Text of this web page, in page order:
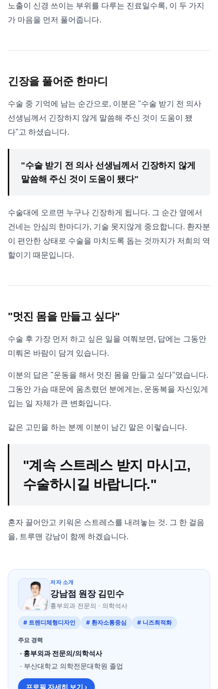
노출이 신경 쓰이는 부위를 다루는 진료일수록, 이 두 가지
가 마음을 먼저 풀어줍니다.
긴장을 풀어준 한마디
수술 중 기억에 남는 순간으로, 이분은 "수술 받기 전 의사
선생님께서 긴장하지 않게 말씀해 주신 것이 도움이 됐
다"고 하셨습니다.
"수술 받기 전 의사 선생님께서 긴장하지 않게
말씀해 주신 것이 도움이 됐다"
수술대에 오르면 누구나 긴장하게 됩니다. 그 순간 옆에서
건네는 안심의 한마디가, 기술 못지않게 중요합니다. 환자분
이 편안한 상태로 수술을 마치도록 돕는 것까지가 저희의 역
할이기 때문입니다.
"멋진 몸을 만들고 싶다"
수술 후 가장 먼저 하고 싶은 일을 여쭤보면, 답에는 그동안
미뤄온 바람이 담겨 있습니다.
이분의 답은 "운동을 해서 멋진 몸을 만들고 싶다"였습니다.
그동안 가슴 때문에 움츠렸던 분에게는, 운동복을 자신있게
입는 일 자체가 큰 변화입니다.
같은 고민을 하는 분께 이분이 남긴 말은 이렇습니다.
"계속 스트레스 받지 마시고,
수술하시길 바랍니다."
혼자 끌어안고 키워온 스트레스를 내려놓는 것. 그 한 걸음
을, 트루맨 강남이 함께 하겠습니다.
저자 소개
강남점 원장 김민수
흉부외과 전문의 · 의학석사
# 트렌디체형디자인 # 환자소통중심 # 니즈최적화
주요 경력
· 흉부외과 전문의/의학석사
· 부산대학교 의학전문대학원 졸업
프로필 자세히 보기 ›